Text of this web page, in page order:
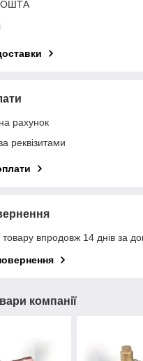
рахунок
реквізитами
впродовж 14 днів за
компанії